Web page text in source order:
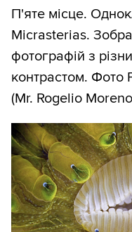
П'яте місце.
Micrasterias.
фотографій з
контрастом.
(Mr. Rogelio